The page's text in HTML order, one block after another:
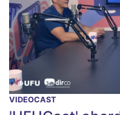
VIDEOCAST